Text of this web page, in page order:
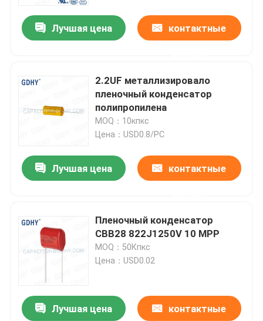
Дом
Продукты
О нас
Лучшая цена контактные
2.2UF металлизировало
пленочный конденсатор
полипропилена
MOQ：10кпкс
Цена：USD0.8/PC
Лучшая цена контактные
Пленочный конденсатор
CBB28 822J1250V 10 MPP
MOQ：50Кпкс
Цена：USD0.02
Лучшая цена контактные
Пленочный конденсатор силы 3UF 500V FP-7-300 400KVAR